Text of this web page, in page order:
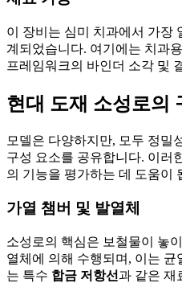
이 장비는 심미 치과에서 가장
계되었습니다. 여기에는 치과
프레임워크의 바인더 소각 및
현대 도재 소성로의
모델은 다양하지만, 모두 정밀
구성 요소를 공유합니다. 이러
의 기능을 평가하는 데 도움이
가열 챔버 및 발열체
소성로의 핵심은 보철물이 놓
열체에 의해 수행되며, 이는 균
는 특수 합금 저항선과 같은 재